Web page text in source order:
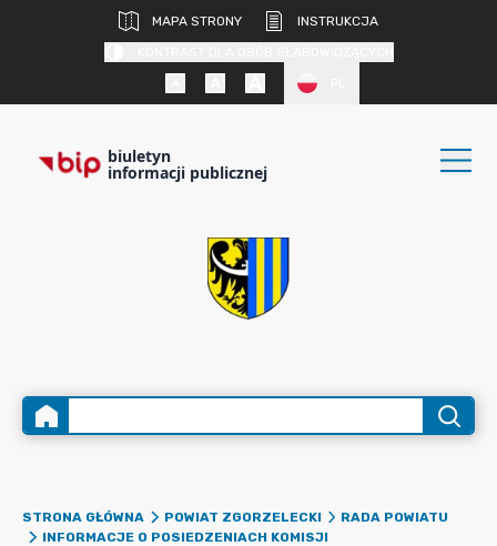
MAPA STRONY
INSTRUKCJA
biuletyn
informacji publicznej
STRONA GŁÓWNA POWIAT ZGORZELECKI
RADA POWIATU
INFORMACJE O POSIEDZENIACH KOMISJI